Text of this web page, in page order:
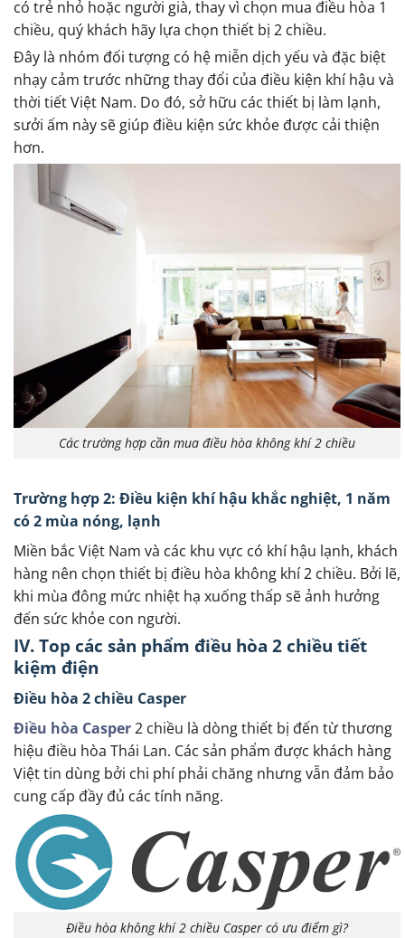
có trẻ nhỏ hoặc người già, thay vì chọn mua điều hòa 1
chiều, quý khách hãy lựa chọn thiết bị 2 chiều.
Đây là nhóm đối tượng có hệ miễn dịch yếu và đặc biệt
nhạy cảm trước những thay đổi của điều kiện khí hậu và
thời tiết Việt Nam. Do đó, sở hữu các thiết bị làm lạnh,
sưởi ấm này sẽ giúp điều kiện sức khỏe được cải thiện
hơn.
Các trường hợp cần mua điều hòa không khí 2 chiều
Trường hợp 2: Điều kiện khí hậu khắc nghiệt, 1 năm
có 2 mùa nóng, lạnh
Miền bắc Việt Nam và các khu vực có khí hậu lạnh, khách
hàng nên chọn thiết bị điều hòa không khí 2 chiều. Bởi lẽ,
khi mùa đông mức nhiệt hạ xuống thấp sẽ ảnh hưởng
đến sức khỏe con người.
IV. Top các sản phẩm điều hòa 2 chiều tiết
kiệm điện
Điều hòa 2 chiều Casper
Điều hòa Casper2 chiều là dòng thiết bị đến từ thương
hiệu điều hòa Thái Lan. Các sản phẩm được khách hàng
Việt tin dùng bởi chi phí phải chăng nhưng vẫn đảm bảo
cung cấp đầy đủ các tính năng.
Điều hòa không khí 2 chiều Casper có ưu điểm gì?